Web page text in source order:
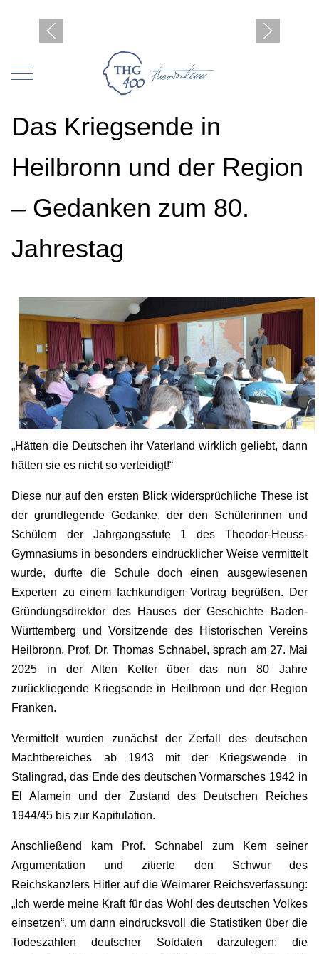
Mobile Menu Toggle
Das Kriegsende in
Heilbronn und der Region
– Gedanken zum 80.
Jahrestag
„Hätten die Deutschen ihr Vaterland wirklich geliebt, dann
hätten sie es nicht so verteidigt!“
Diese nur auf den ersten Blick widersprüchliche These ist
der grundlegende Gedanke, der den Schülerinnen und
Schülern der Jahrgangsstufe 1 des Theodor-Heuss-
Gymnasiums in besonders eindrücklicher Weise vermittelt
wurde, durfte die Schule doch einen ausgewiesenen
Experten zu einem fachkundigen Vortrag begrüßen. Der
Gründungsdirektor des Hauses der Geschichte Baden-
Württemberg und Vorsitzende des Historischen Vereins
Heilbronn, Prof. Dr. Thomas Schnabel, sprach am 27. Mai
2025 in der Alten Kelter über das nun 80 Jahre
zurückliegende Kriegsende in Heilbronn und der Region
Franken.
Vermittelt wurden zunächst der Zerfall des deutschen
Machtbereiches ab 1943 mit der Kriegswende in
Stalingrad, das Ende des deutschen Vormarsches 1942 in
El Alamein und der Zustand des Deutschen Reiches
1944/45 bis zur Kapitulation.
Anschließend kam Prof. Schnabel zum Kern seiner
Argumentation und zitierte den Schwur des
Reichskanzlers Hitler auf die Weimarer Reichsverfassung:
„Ich werde meine Kraft für das Wohl des deutschen Volkes
einsetzen“, um dann eindrucksvoll die Statistiken über die
Todeszahlen deutscher Soldaten darzulegen: die